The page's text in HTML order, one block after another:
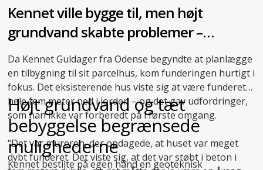
Kennet ville bygge til, men højt
grundvand skabte problemer –
skruepæle blev redningen
Da Kennet Guldager fra Odense begyndte at planlægge
en tilbygning til sit parcelhus, kom funderingen hurtigt i
fokus. Det eksisterende hus viste sig at være funderet
hele fem meter ned i jorden – og det gav udfordringer,
som han ikke var forberedt på i første omgang.
“Det var mureren, der opdagede, at huset var meget
dybt funderet. Det viste sig, at det var støbt i beton i
Højt grundvand og tæt
bebyggelse begrænsede
mulighederne
Kennet bestilte på egen hånd en geoteknisk